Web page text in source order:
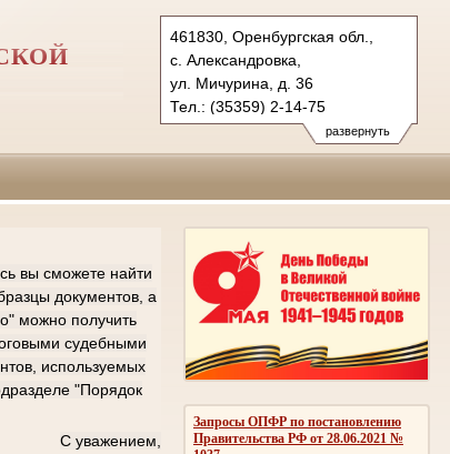
развернуть
461830, Оренбургская обл.,
с. Александровка,
ул. Мичурина, д. 36
Тел.: (35359) 2-14-75
aleksandrovsky.orb@sudrf.ru
Запросы ОПФР по постановлению
Правительства РФ от 28.06.2021 №
вы сможете найти
документов, а
можно получить
судебными
используемых
"Порядок
С уважением,